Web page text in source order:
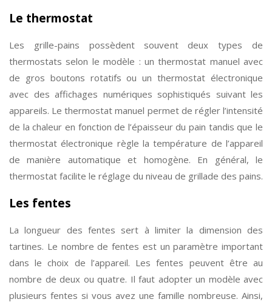
Le thermostat
Les grille-pains possèdent souvent deux types de
thermostats selon le modèle : un thermostat manuel avec
de gros boutons rotatifs ou un thermostat électronique
avec des affichages numériques sophistiqués suivant les
appareils. Le thermostat manuel permet de régler l’intensité
de la chaleur en fonction de l’épaisseur du pain tandis que le
thermostat électronique règle la température de l’appareil
de manière automatique et homogène. En général, le
thermostat facilite le réglage du niveau de grillade des pains.
Les fentes
La longueur des fentes sert à limiter la dimension des
tartines. Le nombre de fentes est un paramètre important
dans le choix de l’appareil. Les fentes peuvent être au
nombre de deux ou quatre. Il faut adopter un modèle avec
plusieurs fentes si vous avez une famille nombreuse. Ainsi,